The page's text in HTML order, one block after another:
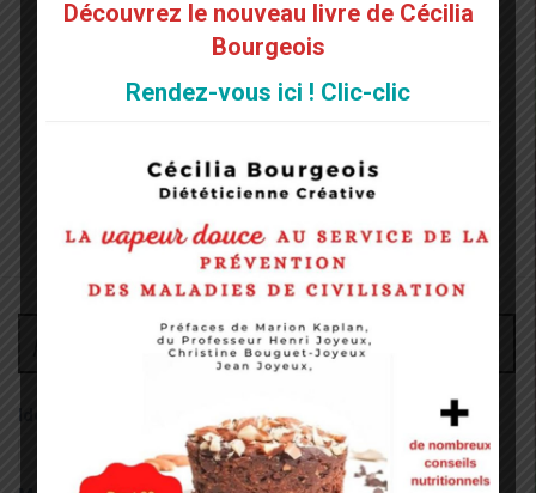
Administrateur
Identifiant:
Découvrez le nouveau livre de Cécilia
Bourgeois
Rendez-vous ici ! Clic-clic